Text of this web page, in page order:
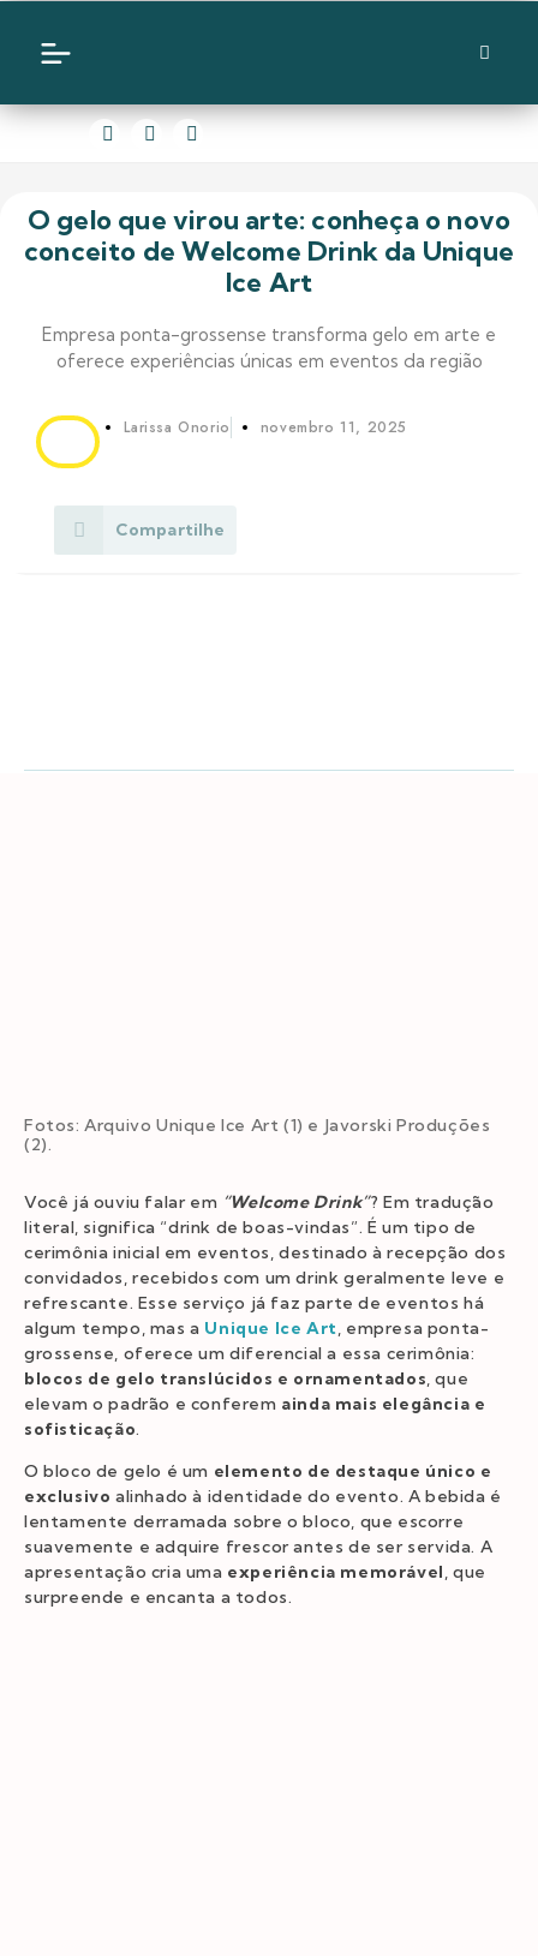
O gelo que virou arte: conheça o novo
conceito de Welcome Drink da Unique
Ice Art
Empresa ponta-grossense transforma gelo em arte e
oferece experiências únicas em eventos da região
Larissa Onorio novembro 11, 2025
Compartilhe
Fotos: Arquivo Unique Ice Art (1) e Javorski Produções
(2).
Você já ouviu falar em “Welcome Drink”? Em tradução
literal, significa “drink de boas-vindas”. É um tipo de
cerimônia inicial em eventos, destinado à recepção dos
convidados, recebidos com um drink geralmente leve e
refrescante. Esse serviço já faz parte de eventos há
algum tempo, mas a Unique Ice Art , empresa ponta-
grossense, oferece um diferencial a essa cerimônia:
blocos de gelo translúcidos e ornamentados , que
elevam o padrão e conferem ainda mais elegância e
sofisticação.
O bloco de gelo é um elemento de destaque único e
exclusivo alinhado à identidade do evento. A bebida é
lentamente derramada sobre o bloco, que escorre
suavemente e adquire frescor antes de ser servida. A
apresentação cria uma experiência memorável , que
surpreende e encanta a todos.